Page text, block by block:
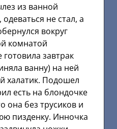
из ванной
не стал, а
вокруг
комнатой
готовила завтрак
ванну) на ней
халатик. Подошел
есть на блондочке
она без трусиков и
пизденку. Инночка